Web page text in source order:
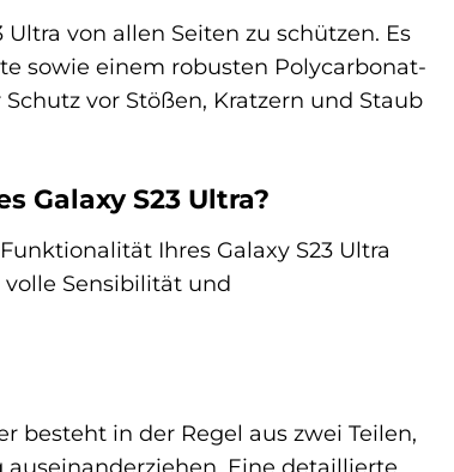
von allen Seiten zu schützen. Es
sowie einem robusten Polycarbonat-
vor Stößen, Kratzern und Staub
Galaxy S23 Ultra?
Ihres Galaxy S23 Ultra
Sensibilität und
besteht in der Regel aus zwei Teilen,
Eine detaillierte